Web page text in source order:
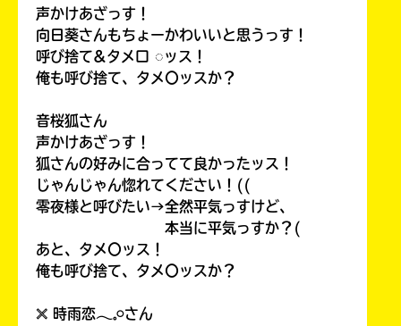
声かけあざっす！
向日葵さんもちょーかわいいと思うっす！
呼び捨て&タメ口 ◌ッス！
俺も呼び捨て、タメ〇ッスか？
音桜狐さん
声かけあざっす！
狐さんの好みに合ってて良かったッス！
じゃんじゃん惚れてください！((
零夜様と呼びたい→全然平気っすけど、
本当に平気っすか？(
あと、タメ〇ッス！
俺も呼び捨て、タメ〇ッスか？
𓏴 時雨恋𓂃𓈒𓏸さん